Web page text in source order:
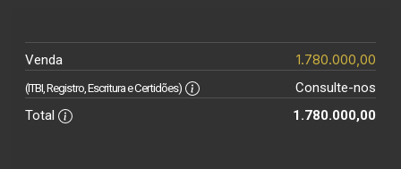
Venda 1.780.000,00
(ITBI, Registro, Escritura e Certidões)
Consulte-nos
Total
1.780.000,00